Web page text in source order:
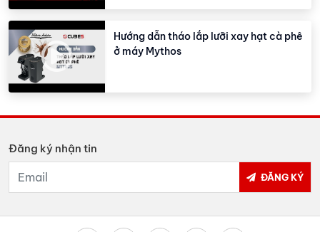
Hướng dẫn tháo lắp lưỡi xay hạt cà phê
ở máy Mythos
Đăng ký nhận tin
ĐĂNG KÝ